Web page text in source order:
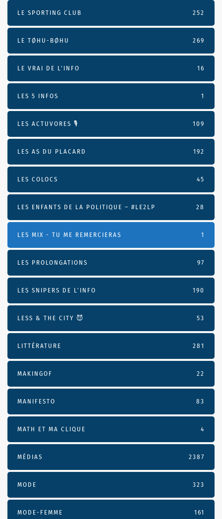
LE SPORTING CLUB 252
LE TØHU-BØHU 269
LE VRAI DE L’INFO 16
LES 5 INFOS 1
LES ACTUVORES 🎙 109
LES AS DU PLACARD 192
LES COLOCS 45
LES ENFANTS DE LA POLITIQUE – #LE2LP 28
LES MIX - TU ME REMERCIERAS 1
LES PROLONGATIONS 97
LES SNIPERS DE L’INFO 190
LESS & THE CITY 😈 53
LITTÉRATURE 281
MAKINGOF 22
MANIFESTO 83
MATH ET MA CLIQUE 4
MÉDIAS 2387
MODE 323
MODE-FEMME 161